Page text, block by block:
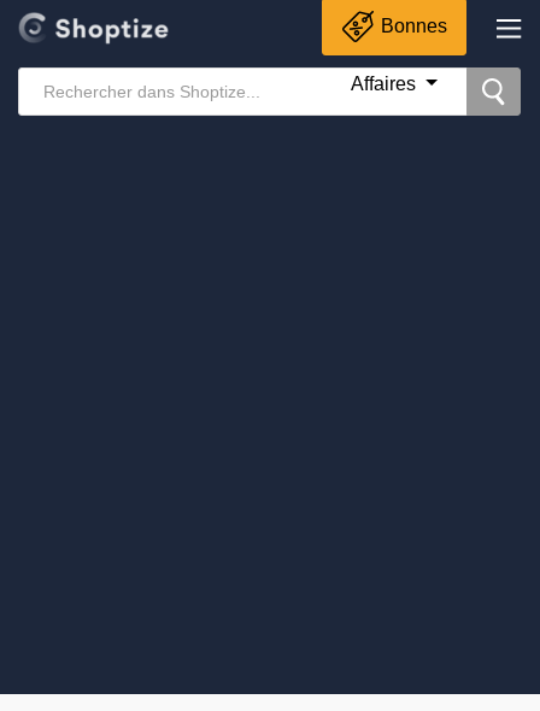
Bonnes
Affaires